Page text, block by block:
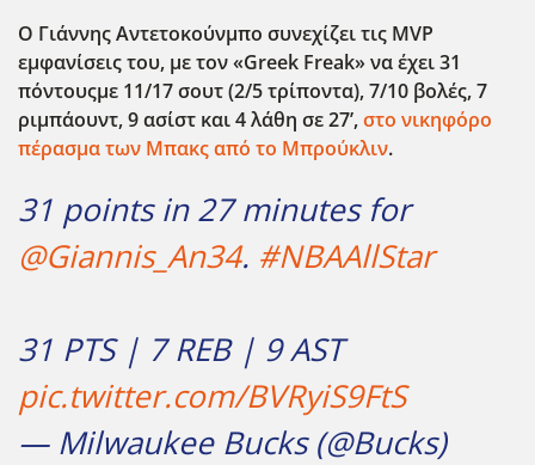
Ο Γιάννης Αντετοκούνμπο συνεχίζει τις MVP
εμφανίσεις του, με τον «Greek Freak» να έχει 31
πόντουςμε 11/17 σουτ (2/5 τρίποντα), 7/10 βολές, 7
ριμπάουντ, 9 ασίστ και 4 λάθη σε 27’,στο νικηφόρο
πέρασμα των Μπακς από το Μπρούκλιν.
31 points in 27 minutes for
@Giannis_An34. #NBAAllStar
31 PTS | 7 REB | 9 AST
pic.twitter.com/BVRyiS9FtS
— Milwaukee Bucks (@Bucks)